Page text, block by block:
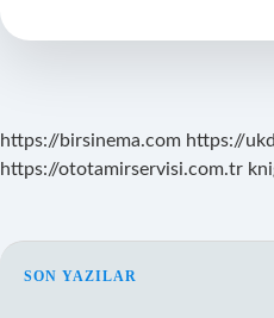
Temele
https://birsinema.com https://
https://ototamirservisi.com.tr
SIDEBAR
SON YAZILAR